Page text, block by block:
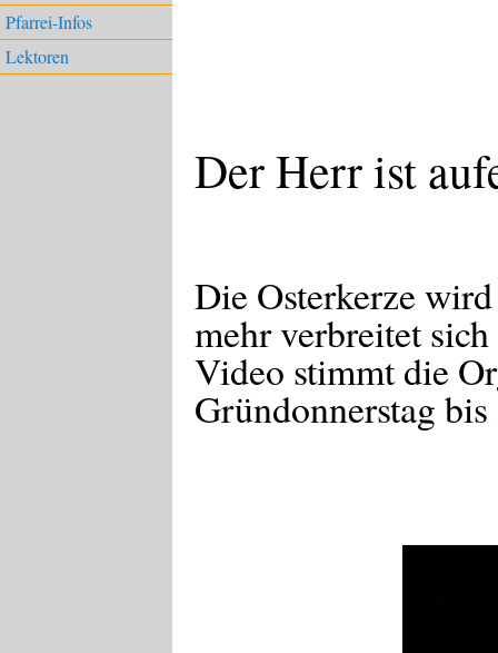
Pfarrei-Infos
Lektoren
Der Herr ist
Die Osterkerze
mehr verbreitet
Video stimmt die
Gründonnerstag